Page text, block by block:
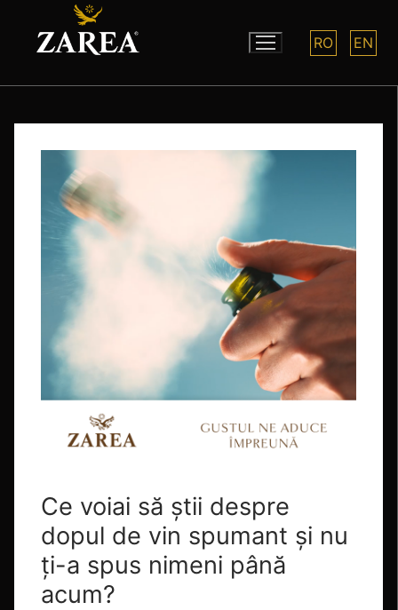
RO EN
Ce voiai să știi despre
dopul de vin spumant și nu
ți-a spus nimeni până
acum?